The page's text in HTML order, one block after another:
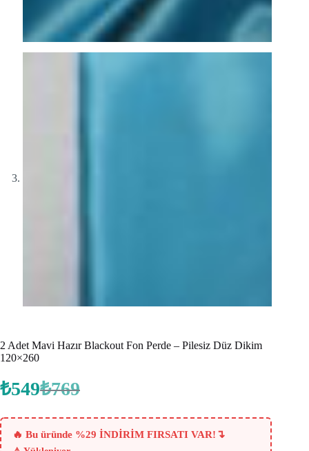
2 Adet Mavi Hazır Blackout Fon Perde – Pilesiz Düz Dikim
120×260
₺769
Orijinal
₺769.
₺549Şu
fiyat:
₺549.
🔥 Bu üründe %29 İNDİRİM FIRSATI VAR! ↴